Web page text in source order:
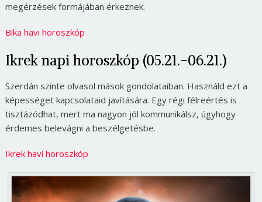
megérzések formájában érkeznek.
Bika havi horoszkóp
Ikrek napi horoszkóp (05.21.-06.21.)
Szerdán szinte olvasol mások gondolataiban. Használd ezt a
képességet kapcsolataid javítására. Egy régi félreértés is
tisztázódhat, mert ma nagyon jól kommunikálsz, úgyhogy
érdemes belevágni a beszélgetésbe.
Ikrek havi horoszkóp